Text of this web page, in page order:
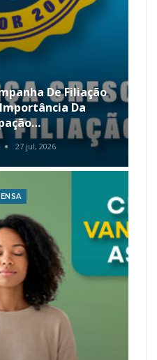
De Filiação
Da
27 jul, 2026